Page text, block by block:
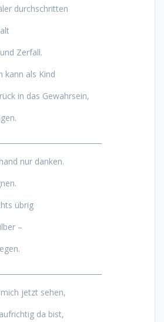
durchschritten
Zerfall.
kann als Kind
in das Gewahrsein,
nur danken.
übrig
–
jetzt sehen,
da bist,